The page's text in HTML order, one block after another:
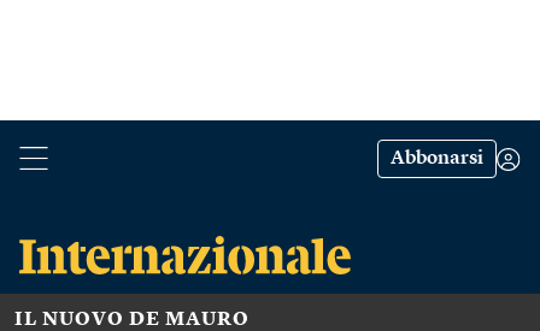
Abbonarsi
IL NUOVO DE MAURO